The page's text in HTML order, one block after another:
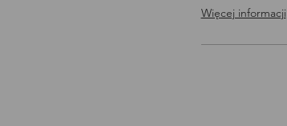
Więcej informacji